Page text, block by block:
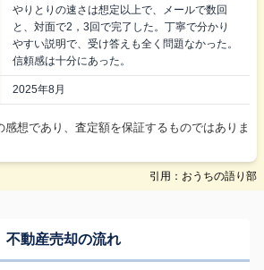
やりとりの速さは想定以上で、メールで数回
と、対面で2，3回で完了した。丁寧で分かり
やすい説明で、受け答えも全く問題なかった。
信頼感は十分にあった。
2025年8月
想であり、査定額を保証するものではありま
引用：おうちの語り部
不動産売却の流れ